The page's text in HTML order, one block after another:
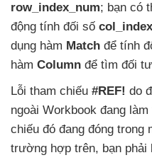
row_index_num; bạn có
động tính đối số
dụng hàm Match để tính
hàm Column để tìm đối
Lỗi tham chiếu #REF! do
ngoài Workbook đang làm
chiếu đó đang đóng trong
trường hợp trên, bạn phải